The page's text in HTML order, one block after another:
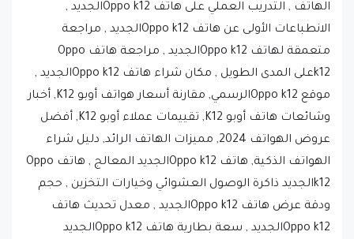
الهاتف , التدريب العملي على هاتف Oppo k12الجديد ,
الانطباعات الأولى عن هاتف Oppo k12الجديد , مراجعة
متعمقة لهاتف Oppo k12الجديد , مراجعة هاتف Oppo
k12على المدى الطويل , مكان شراء هاتف Oppo k12الجديد ,
موقع Oppo k12الرسمي, مقارنة أسعار هواتف أوبو K12, أخبار
وشائعات هاتف أوبو K12, تقييمات عملاء أوبو K12, أفضل
عروض الهواتف 2024, مميزات الهاتف الرائد, دليل شراء
الهواتف الذكية, هاتف Oppo k12الجديد المعالج , هاتف Oppo
k12الجديد ذاكرة الوصول العشوائي وخيارات التخزين , حجم
ودقة عرض هاتف Oppo k12الجديد , معدل تحديث هاتف
Oppo k12الجديد , سعة بطارية هاتف Oppo k12الجديد